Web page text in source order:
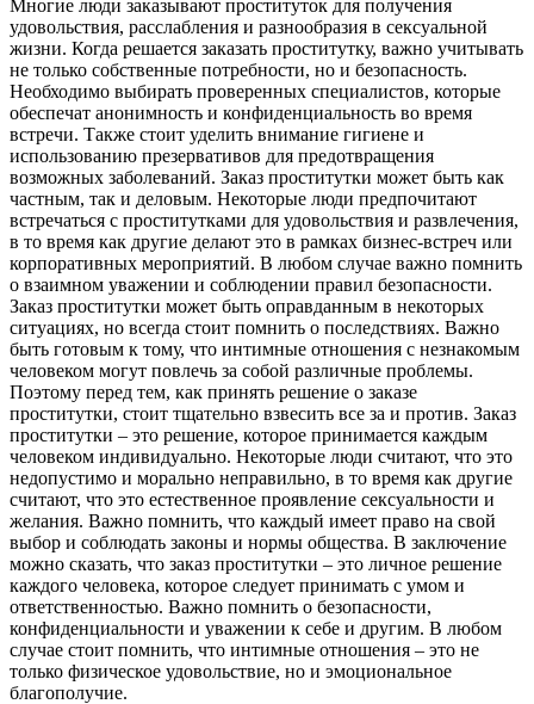
Многие люди заказывают проституток для получения
удовольствия, расслабления и разнообразия в сексуальной
жизни. Когда решается заказать проститутку, важно учитывать
не только собственные потребности, но и безопасность.
Необходимо выбирать проверенных специалистов, которые
обеспечат анонимность и конфиденциальность во время
встречи. Также стоит уделить внимание гигиене и
использованию презервативов для предотвращения
возможных заболеваний. Заказ проститутки может быть как
частным, так и деловым. Некоторые люди предпочитают
встречаться с проститутками для удовольствия и развлечения,
в то время как другие делают это в рамках бизнес-встреч или
корпоративных мероприятий. В любом случае важно помнить
о взаимном уважении и соблюдении правил безопасности.
Заказ проститутки может быть оправданным в некоторых
ситуациях, но всегда стоит помнить о последствиях. Важно
быть готовым к тому, что интимные отношения с незнакомым
человеком могут повлечь за собой различные проблемы.
Поэтому перед тем, как принять решение о заказе
проститутки, стоит тщательно взвесить все за и против. Заказ
проститутки – это решение, которое принимается каждым
человеком индивидуально. Некоторые люди считают, что это
недопустимо и морально неправильно, в то время как другие
считают, что это естественное проявление сексуальности и
желания. Важно помнить, что каждый имеет право на свой
выбор и соблюдать законы и нормы общества. В заключение
можно сказать, что заказ проститутки – это личное решение
каждого человека, которое следует принимать с умом и
ответственностью. Важно помнить о безопасности,
конфиденциальности и уважении к себе и другим. В любом
случае стоит помнить, что интимные отношения – это не
только физическое удовольствие, но и эмоциональное
благополучие.